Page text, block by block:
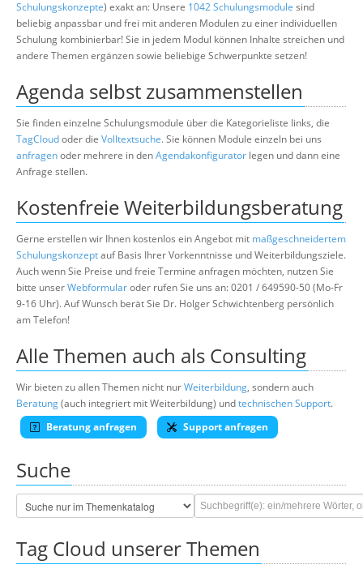
Schulungskonzepte) exakt an: Unsere 1042 Schulungsmodule sind
beliebig anpassbar und frei mit anderen Modulen zu einer individuellen
Schulung kombinierbar! Sie in jedem Modul können Inhalte streichen und
andere Themen ergänzen sowie beliebige Schwerpunkte setzen!
Agenda selbst zusammenstellen
Sie finden einzelne Schulungsmodule über die Kategorieliste links, die
TagCloudoder die Volltextsuche. Sie können Module einzeln bei uns
anfragenoder mehrere in denAgendakonfigurator legen und dann eine
Anfrage stellen.
Kostenfreie Weiterbildungsberatung
Gerne erstellen wir Ihnen kostenlos ein Angebot mit maßgeschneidertem
Schulungskonzeptauf Basis Ihrer Vorkenntnisse und Weiterbildungsziele.
Auch wenn Sie Preise und freie Termine anfragen möchten, nutzen Sie
bitte unserWebformularoder rufen Sie uns an: 0201 / 649590-50 (Mo-Fr
9-16 Uhr). Auf Wunsch berät Sie Dr. Holger Schwichtenberg persönlich
am Telefon!
Alle Themen auch als Consulting
Wir bieten zu allen Themen nicht nurWeiterbildung, sondern auch
Beratung(auch integriert mit Weiterbildung) undtechnischen Support.
Beratung anfragen
Support anfragen
Suche
Tag Cloud unserer Themen